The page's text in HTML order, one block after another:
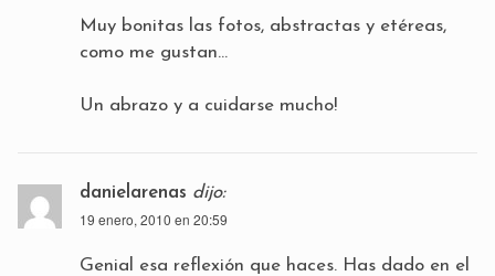
Muy bonitas las fotos, abstractas y etéreas,
como me gustan…
Un abrazo y a cuidarse mucho!
danielarenas dijo:
19 enero, 2010 en 20:59
Genial esa reflexión que haces. Has dado en el